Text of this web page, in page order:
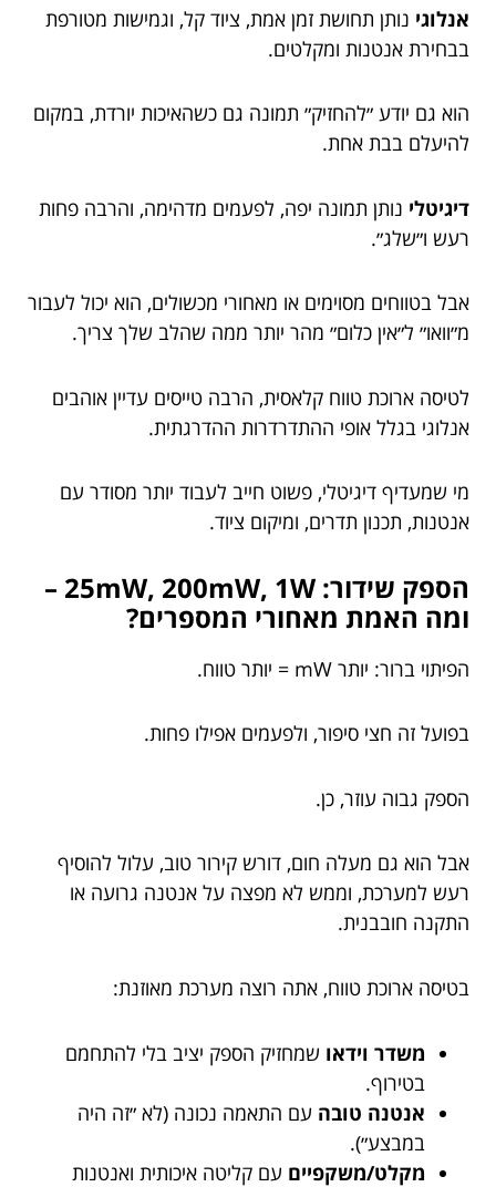
אנלוגי נותן תחושת זמן אמת, ציוד קל, וגמישות מטורפת
בבחירת אנטנות ומקלטים.
הוא גם יודע ״להחזיק״ תמונה גם כשהאיכות יורדת, במקום
להיעלם בבת אחת.
דיגיטלי נותן תמונה יפה, לפעמים מדהימה, והרבה פחות
רעש ו״שלג״.
אבל בטווחים מסוימים או מאחורי מכשולים, הוא יכול לעבור
מ״וואו״ ל״אין כלום״ מהר יותר ממה שהלב שלך צריך.
לטיסה ארוכת טווח קלאסית, הרבה טייסים עדיין אוהבים
אנלוגי בגלל אופי ההתדרדרות ההדרגתית.
מי שמעדיף דיגיטלי, פשוט חייב לעבוד יותר מסודר עם
אנטנות, תכנון תדרים, ומיקום ציוד.
הספק שידור: 25mW, 200mW, 1W –
ומה האמת מאחורי המספרים?
הפיתוי ברור: יותר mW = יותר טווח.
בפועל זה חצי סיפור, ולפעמים אפילו פחות.
הספק גבוה עוזר, כן.
אבל הוא גם מעלה חום, דורש קירור טוב, עלול להוסיף
רעש למערכת, וממש לא מפצה על אנטנה גרועה או
התקנה חובבנית.
בטיסה ארוכת טווח, אתה רוצה מערכת מאוזנת:
משדר וידאו שמחזיק הספק יציב בלי להתחמם
בטירוף.
אנטנה טובה עם התאמה נכונה (לא ״זה היה
במבצע״).
מקלט/משקפיים עם קליטה איכותית ואנטנות